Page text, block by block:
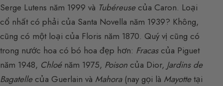
Serge Lutens năm 1999 và Tubéreusecủa Caron. Loại
cổ nhất có phải của Santa Novella năm 1939? Không,
cũng có một loại của Floris năm 1870. Quý vị cũng có
trong nước hoa có bó hoa đẹp hơn: Fracascủa Piguet
năm 1948, Chloénăm 1975, Poison của Dior, Jardins de
Bagatellecủa Guerlain và Mahora(nay gọi là Mayottetại